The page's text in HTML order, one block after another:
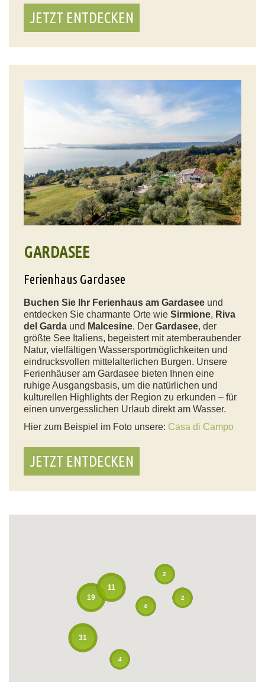
JETZT ENTDECKEN
GARDASEE
Ferienhaus Gardasee
Buchen Sie Ihr Ferienhaus am Gardasee und
entdecken Sie charmante Orte wie Sirmione, Riva
del Garda und Malcesine. Der Gardasee, der
größte See Italiens, begeistert mit atemberaubender
Natur, vielfältigen Wassersportmöglichkeiten und
eindrucksvollen mittelalterlichen Burgen. Unsere
Ferienhäuser am Gardasee bieten Ihnen eine
ruhige Ausgangsbasis, um die natürlichen und
kulturellen Highlights der Region zu erkunden – für
einen unvergesslichen Urlaub direkt am Wasser.
Hier zum Beispiel im Foto unsere: Casa di Campo
JETZT ENTDECKEN
31
19
11
4
4
2
2